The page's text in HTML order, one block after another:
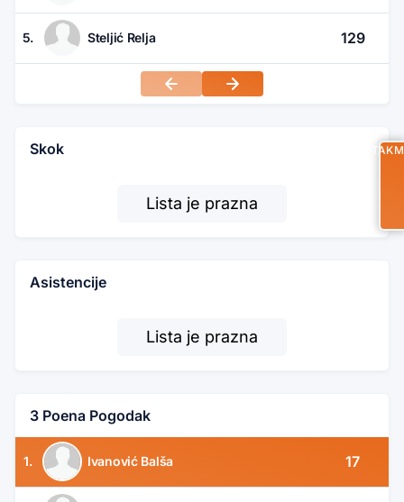
5. Steljić Relja 129
Skok
Lista je prazna
Asistencije
Lista je prazna
3 Poena Pogodak
1. Ivanović Balša 17